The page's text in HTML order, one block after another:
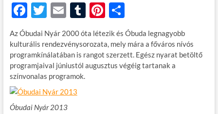
F
ac
e
b
o
o
k
T
w
itt
er
E
m
ail
T
u
m
bl
r
Pi
nt
er
es
t
O
ss
za
m
e
Az Óbudai Nyár 2000 óta létezik és Óbuda legnagyobb
kulturális rendezvénysorozata, mely mára a főváros nívós
programkínálatában is rangot szerzett. Egész nyarat betöltő
programjaival júniustól augusztus végéig tartanak a
színvonalas programok.
Óbudai Nyár 2013